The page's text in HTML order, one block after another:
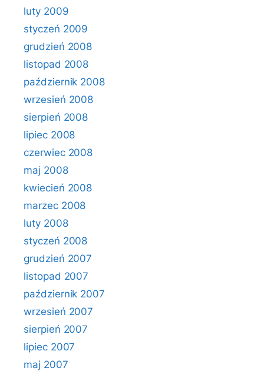
luty 2009
styczeń 2009
grudzień 2008
listopad 2008
październik 2008
wrzesień 2008
sierpień 2008
lipiec 2008
czerwiec 2008
maj 2008
kwiecień 2008
marzec 2008
luty 2008
styczeń 2008
grudzień 2007
listopad 2007
październik 2007
wrzesień 2007
sierpień 2007
lipiec 2007
maj 2007